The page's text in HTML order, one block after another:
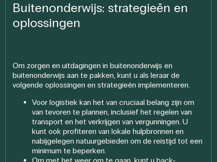
Buitenonderwijs: strategieën en
oplossingen
Om zorgen en uitdagingen in buitenonderwijs en
buitenonderwijs aan te pakken, kunt u als leraar de
volgende oplossingen en strategieën implementeren.
Voor logistiek kan het van cruciaal belang zijn om
van tevoren te plannen, inclusief het regelen van
transport en het verkrijgen van vergunningen. U
kunt ook profiteren van lokale hulpbronnen en
nabijgelegen natuurgebieden om de reistijd tot een
minimum te beperken.